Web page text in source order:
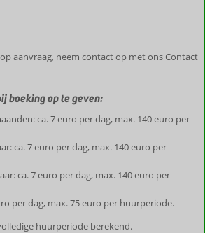
aanvraag, neem contact op met ons Contact
boeking op te geven:
ca. 7 euro per dag, max. 140 euro per
ca. 7 euro per dag, max. 140 euro per
ca. 7 euro per dag, max. 140 euro per
per dag, max. 75 euro per huurperiode.
huurperiode berekend.